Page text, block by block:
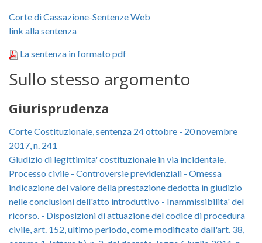
Corte di Cassazione-Sentenze Web
link alla sentenza
La sentenza in formato pdf
Sullo stesso argomento
Giurisprudenza
Corte Costituzionale, sentenza 24 ottobre - 20 novembre
2017, n. 241
Giudizio di legittimita' costituzionale in via incidentale.
Processo civile - Controversie previdenziali - Omessa
indicazione del valore della prestazione dedotta in giudizio
nelle conclusioni dell'atto introduttivo - Inammissibilita' del
ricorso. - Disposizioni di attuazione del codice di procedura
civile, art. 152, ultimo periodo, come modificato dall'art. 38,